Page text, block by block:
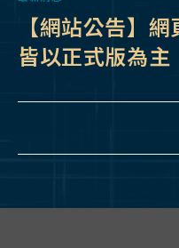
【網站公告】
皆以正式版為主